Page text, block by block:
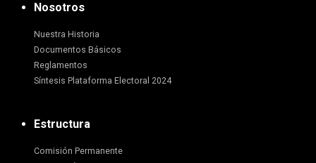
Nosotros
Nuestra Historia
Documentos Básicos
Reglamentos
Síntesis Plataforma Electoral 2024
Estructura
Comisión Permanente